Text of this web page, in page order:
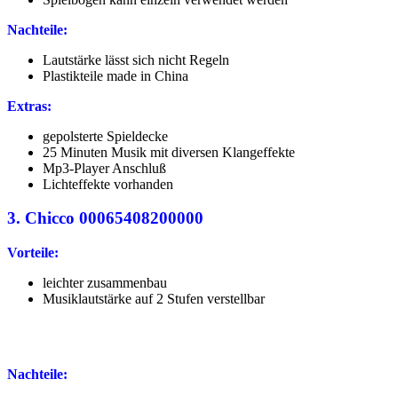
Nachteile:
Lautstärke lässt sich nicht Regeln
Plastikteile made in China
Extras:
gepolsterte Spieldecke
25 Minuten Musik mit diversen Klangeffekte
Mp3-Player Anschluß
Lichteffekte vorhanden
3. Chicco 00065408200000
Vorteile:
leichter zusammenbau
Musiklautstärke auf 2 Stufen verstellbar
Nachteile: